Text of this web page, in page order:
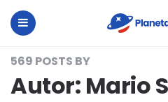
569 POSTS BY
Autor: Mario